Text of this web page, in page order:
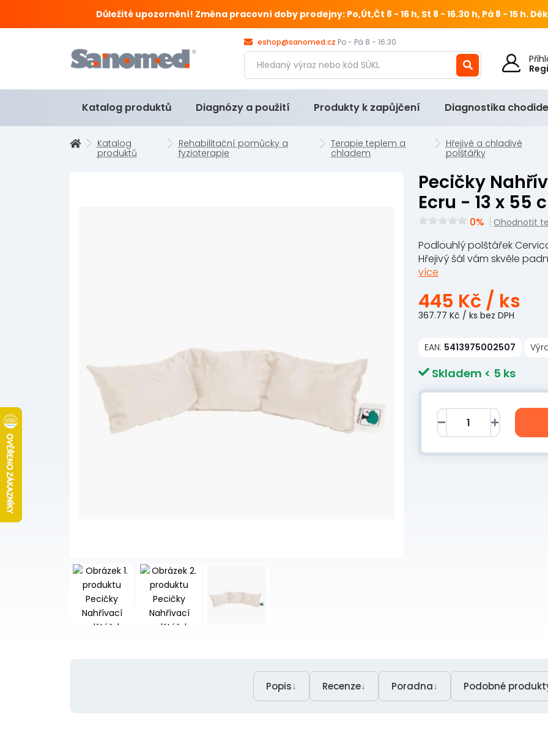
Důležité upozornění! Změna pracovní doby prodejny: Po,Út,Čt 8 - 16 h, St 8 - 16.30 h, Pá 8 - 15 h.
eshop@sanomed.cz Po - Pá 8 - 16:30
Katalog produktů Diagnózy a použití Produkty k zapůjčení Diagnostika
Katalog
produktů
Rehabilitační pomůcky a
fyzioterapie
Terapie teplem a
chladem
Hřejivé a chladivé
polštářky
Pecičky Nahřívací polštářek Cervico
Ecru - 13 x 55
0% Ohodnotit
Podlouhlý polštářek
Hřejivý šál vám skvěle
více
445 Kč / ks
367.77 Kč / ks bez DPH
EAN: 5413975002507
Skladem < 5 ks
Popis↓ Recenze↓ Poradna↓ Podobné